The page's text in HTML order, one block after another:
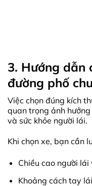
3. Hướng dẫn
đường phố
Việc chọn đúng kích
quan trọng ảnh
và sức khỏe người lái.
Khi chọn xe, bạn cần
Chiều cao người
Khoảng cách tay